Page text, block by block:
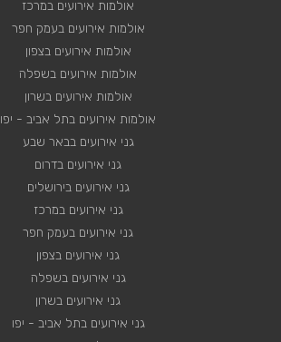
אולמות אירועים במרכז
אולמות אירועים בעמק חפר
אולמות אירועים בצפון
אולמות אירועים בשפלה
אולמות אירועים בשרון
אולמות אירועים בתל אביב - יפו
גני אירועים בבאר שבע
גני אירועים בדרום
גני אירועים בירושלים
גני אירועים במרכז
גני אירועים בעמק חפר
גני אירועים בצפון
גני אירועים בשפלה
גני אירועים בשרון
גני אירועים בתל אביב - יפו